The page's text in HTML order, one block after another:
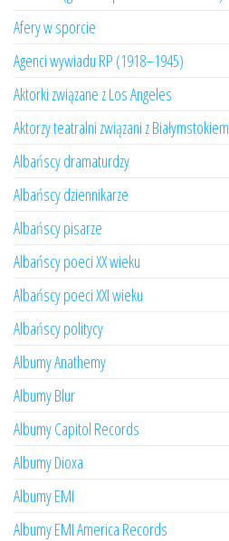
Afery w sporcie
Agenci wywiadu RP (1918–1945)
Aktorki związane z Los Angeles
Aktorzy teatralni związani z Białymstokiem
Albańscy dramaturdzy
Albańscy dziennikarze
Albańscy pisarze
Albańscy poeci XX wieku
Albańscy poeci XXI wieku
Albańscy politycy
Albumy Anathemy
Albumy Blur
Albumy Capitol Records
Albumy Dioxa
Albumy EMI
Albumy EMI America Records